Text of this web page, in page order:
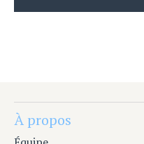
À propos